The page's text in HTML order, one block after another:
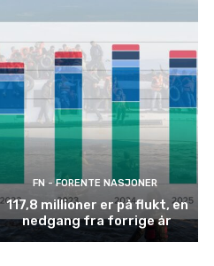
FN - FORENTE NASJONER
117,8 millioner er på flukt, en
nedgang fra forrige år